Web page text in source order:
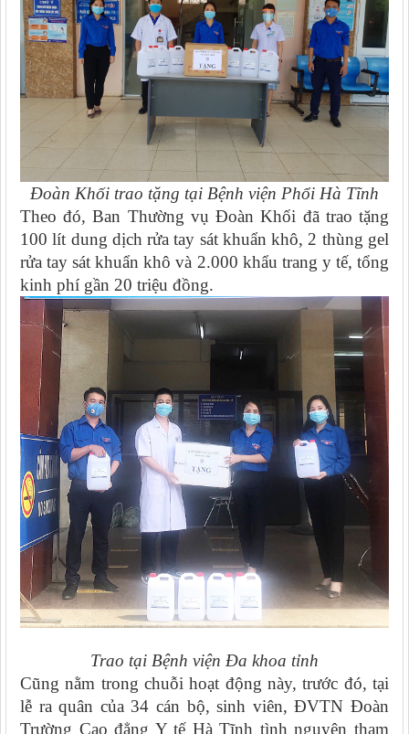
Đoàn Khối trao tặng tại Bệnh viện Phổi Hà Tĩnh
Theo đó, Ban Thường vụ Đoàn Khối đã trao tặng
100 lít dung dịch rửa tay sát khuẩn khô, 2 thùng gel
rửa tay sát khuẩn khô và 2.000 khẩu trang y tế, tổng
kinh phí gần 20 triệu đồng.
Trao tại Bệnh viện Đa khoa tỉnh
Cũng nằm trong chuỗi hoạt động này, trước đó, tại
lễ ra quân của 34 cán bộ, sinh viên, ĐVTN Đoàn
Trường Cao đẳng Y tế Hà Tĩnh tình nguyện tham